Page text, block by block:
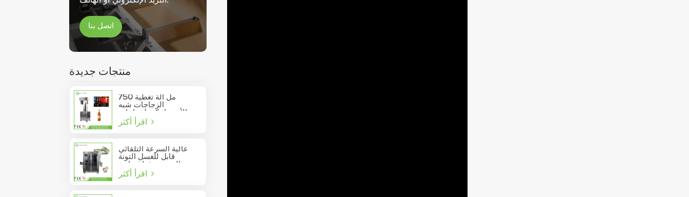
اتصل بنا
منتجات جديدة
750 مل آلة تغطية
الزجاجات شبه
الأوتوماتيكية لزجاجات
النبيذ الزجاجية
عالية السرعة التلقائي
قابل للغسل التونة
السردين فراغ حاوية
المأكولات البحرية القصدير
يمكن السدادة